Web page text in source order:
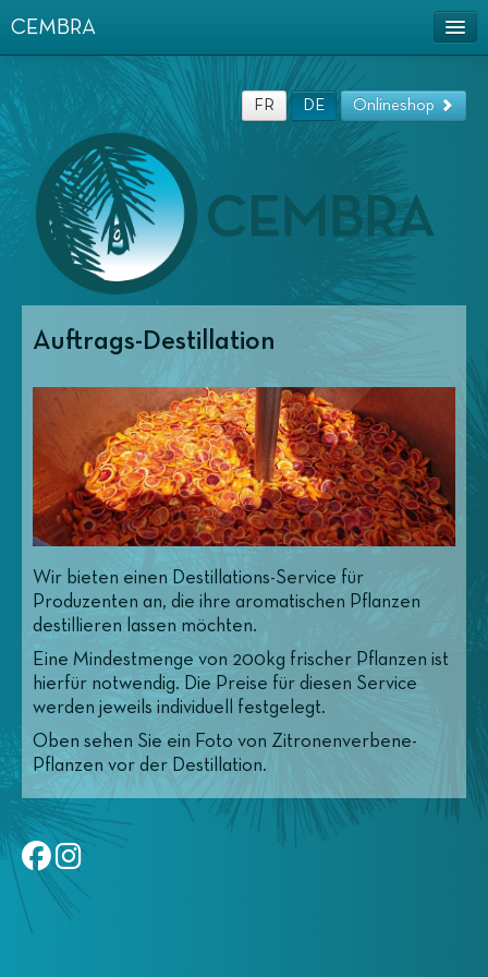
CEMBRA
Ätherische Öle und Hydrolate aus Schweizer
Produktion
Mobiler Destillierapparat
Auftrags-Destillation
Verkaufsstellen
Manifestations
Dokumentation
Allgemeine Geschäftsbedingungen
Fotos
Produkte
FR DE Onlineshop
Auftrags-Destillation
Wir bieten einen Destillations-Service für
Produzenten an, die ihre aromatischen Pflanzen
destillieren lassen möchten.
Eine Mindestmenge von 200kg frischer Pflanzen ist
hierfür notwendig. Die Preise für diesen Service
werden jeweils individuell festgelegt.
Oben sehen Sie ein Foto von Zitronenverbene-
Pflanzen vor der Destillation.